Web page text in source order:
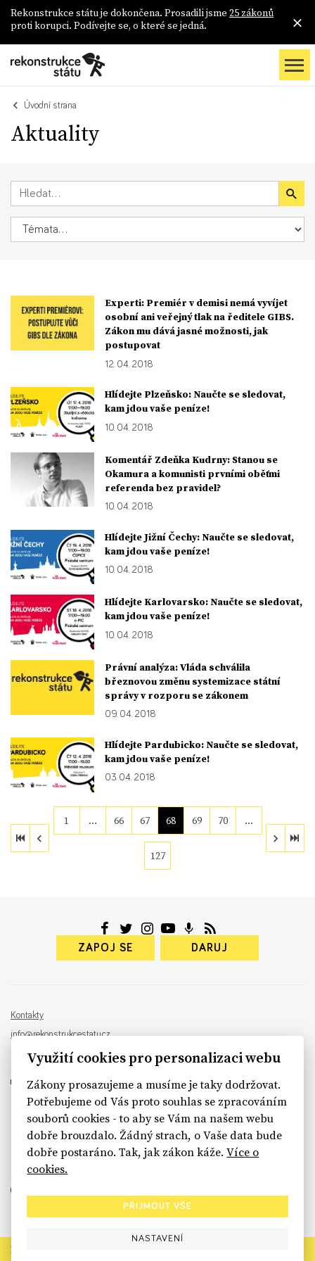
Rekonstrukce státu je dokončena. Prosadili jsme 25 zákonů
proti korupci. Podívejte se, o které se jedná.
Úvodní strana
Aktuality
Experti: Premiér v demisi nemá vyvíjet
osobní ani veřejný tlak na ředitele GIBS.
Zákon mu dává jasné možnosti, jak
postupovat
12. 04. 2018
Hlídejte Plzeňsko: Naučte se sledovat,
kam jdou vaše peníze!
10. 04. 2018
Komentář Zdeňka Kudrny: Stanou se
Okamura a komunisti prvními oběťmi
referenda bez pravidel?
10. 04. 2018
Hlídejte Jižní Čechy: Naučte se sledovat,
kam jdou vaše peníze!
10. 04. 2018
Hlídejte Karlovarsko: Naučte se sledovat,
kam jdou vaše peníze!
10. 04. 2018
Právní analýza: Vláda schválila
březnovou změnu systemizace státní
správy v rozporu se zákonem
09. 04. 2018
Hlídejte Pardubicko: Naučte se sledovat,
kam jdou vaše peníze!
03. 04. 2018
1 … 66 67 68 69 70 …
127
ZAPOJ SE DARUJ
Kontakty
info@rekonstrukcestatu.cz
Návrh a vývoj: Sinfin , ilustrace:
sinfin.digital
Rekonstrukce státu končí. Její členské organizace však dál
Využití cookies pro personalizaci webu
Zákony prosazujeme a musíme je taky dodržovat.
Potřebujeme od Vás proto souhlas se zpracováním
souborů cookies - to aby se Vám na našem webu
dobře brouzdalo. Žádný strach, o Vaše data bude
dobře postaráno. Tak, jak zákon káže.Více o
cookies.
PŘIJMOUT VŠE
NASTAVENÍ